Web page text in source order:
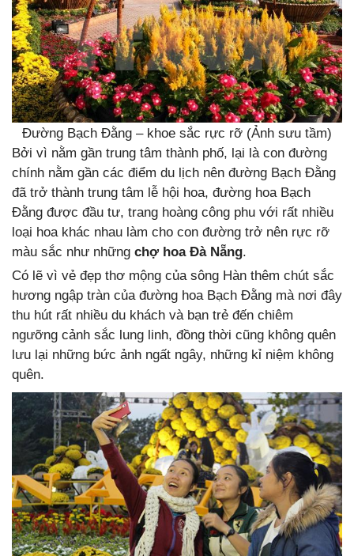
Đường Bạch Đằng – khoe sắc rực rỡ (Ảnh sưu tầm)
Bởi vì nằm gần trung tâm thành phố, lại là con đường
chính nằm gần các điểm du lịch nên đường Bạch Đằng
đã trở thành trung tâm lễ hội hoa, đường hoa Bạch
Đằng được đầu tư, trang hoàng công phu với rất nhiều
loại hoa khác nhau làm cho con đường trở nên rực rỡ
màu sắc như những chợ hoa Đà Nẵng.
Có lẽ vì vẻ đẹp thơ mộng của sông Hàn thêm chút sắc
hương ngập tràn của đường hoa Bạch Đằng mà nơi đây
thu hút rất nhiều du khách và bạn trẻ đến chiêm
ngưỡng cảnh sắc lung linh, đồng thời cũng không quên
lưu lại những bức ảnh ngất ngây, những kỉ niệm không
quên.